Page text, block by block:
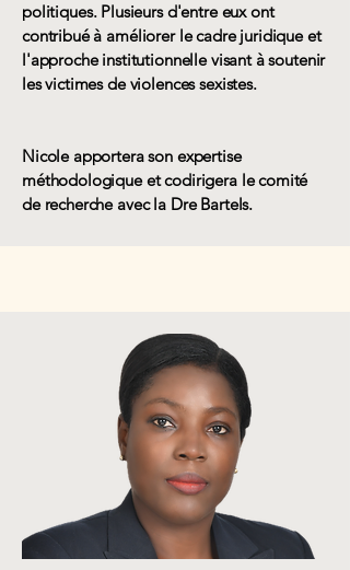
politiques. Plusieurs d'entre eux ont
contribué à améliorer le cadre juridique et
l'approche institutionnelle visant à soutenir
les victimes de violences sexistes.
Nicole apportera son expertise
méthodologique et codirigera le comité
de recherche avec la Dre Bartels.